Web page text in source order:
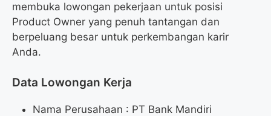
membuka lowongan pekerjaan untuk posisi
Product Owner yang penuh tantangan dan
berpeluang besar untuk perkembangan karir
Anda.
Data Lowongan Kerja
Nama Perusahaan : PT Bank Mandiri